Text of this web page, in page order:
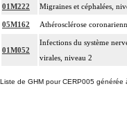
01M222 Migraines et céphalées,
05M162 Athérosclérose
01M052
Infections du système
virales, niveau 2
Liste de GHM pour CERP005